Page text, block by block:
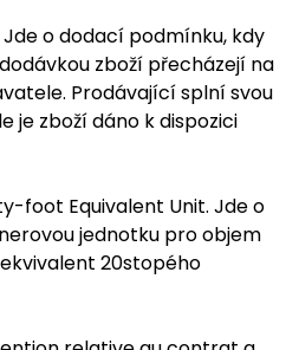
Jde o dodací podmínku, kdy
zboží přecházejí na
Prodávající splní svou
je zboží dáno k dispozici
foot Equivalent Unit. Jde o
jednotku pro objem
20stopého